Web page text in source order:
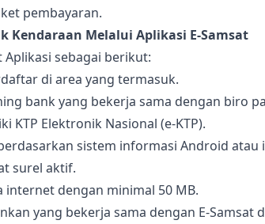
pembayaran.
Kendaraan Melalui Aplikasi E-Samsat
Aplikasi sebagai berikut:
di area yang termasuk.
bank yang bekerja sama dengan biro
KTP Elektronik Nasional (e-KTP).
sistem informasi Android atau
surel aktif.
internet dengan minimal 50 MB.
yang bekerja sama dengan E-